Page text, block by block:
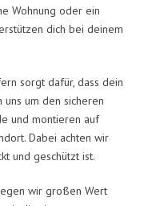
Wohnung oder ein
dich bei deinem
sorgt dafür, dass dein
um den sicheren
und montieren auf
Dabei achten wir
und geschützt ist.
wir großen Wert